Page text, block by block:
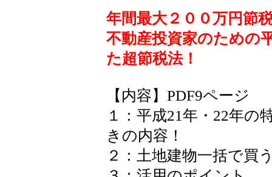
年間最大２００万円節
不動産投資家のための
た超節税法！
【内容】PDF9ページ
１：平成21年・22年の
きの内容！
２：土地建物一括で買